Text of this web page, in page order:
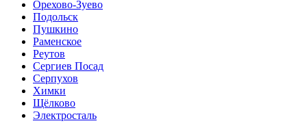
Орехово-Зуево
Подольск
Пушкино
Раменское
Реутов
Сергиев Посад
Серпухов
Химки
Щёлково
Электросталь